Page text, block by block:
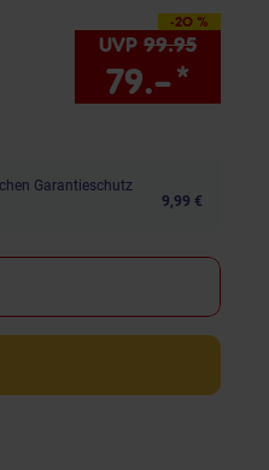
-20 %
Sie Sparen 20 Prozent,
UVP 99.95
79.–*
Garantieschutz
9,99 €